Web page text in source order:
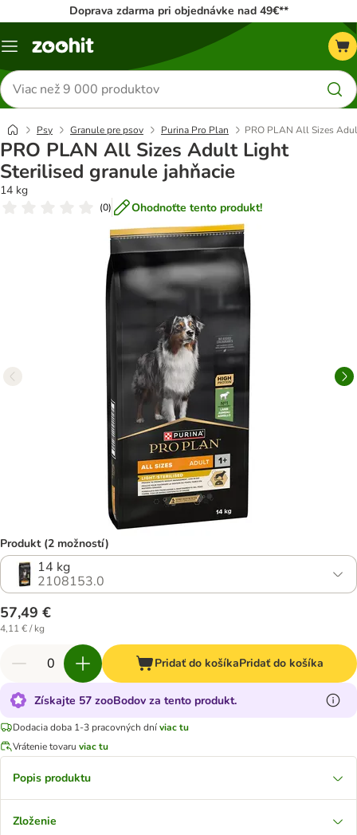
Doprava zdarma pri objednávke nad 49€**
Kategórie
Hľadať
produkty
Psy Granule pre psov Purina Pro Plan PRO PLAN All Sizes
PRO PLAN All Sizes Adult Light
Sterilised granule jahňacie
14 kg
(0) Ohodnoťte tento produkt!
Produkt (2 možností)
14 kg
2108153.0
57,49 €
4,11 € / kg
Pridať do košíkaPridať do košíka
Získajte 57 zooBodov za tento produkt.
Dodacia doba 1-3 pracovných dníviac tu
Vrátenie tovaru viac tu
Popis produktu
Zloženie